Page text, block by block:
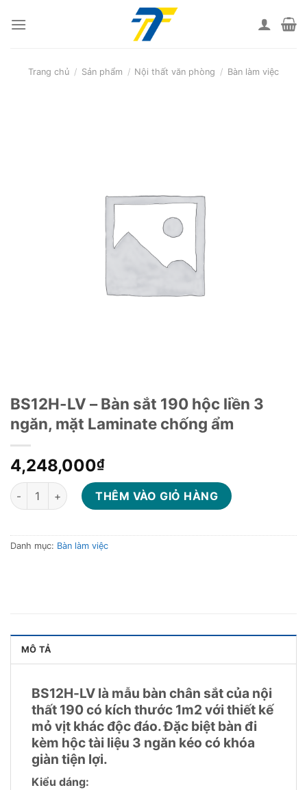
Trang chủ / Sản phẩm / Nội thất văn phòng / Bàn làm việc
BS12H-LV – Bàn sắt 190 hộc liền 3
ngăn, mặt Laminate chống ẩm
4,248,000₫
BS12H-LV - Bàn sắt 190 hộc liền 3 ngăn, mặt Laminate chống
THÊM VÀO GIỎ HÀNG
Danh mục: Bàn làm việc
MÔ TẢ
BS12H-LV là mẫu bàn chân sắt của nội
thất 190 có kích thước 1m2 với thiết kế
mỏ vịt khác độc đáo. Đặc biệt bàn đi
kèm hộc tài liệu 3 ngăn kéo có khóa
giàn tiện lợi.
Kiểu dáng: